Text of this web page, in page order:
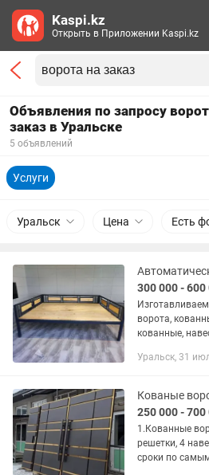
Объявления по запросу
заказ в Уральске
5 объявлений
Услуги
Уральск Цена Есть
300 000 -
ворота,
кованные,
Уральск, 31
250 000 -
1.Кованные
решетки, 4
сроки по
Kaspi.kz
Открыть в Приложении Kaspi.kz